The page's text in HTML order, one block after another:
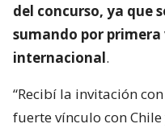
del concurso, ya que
sumando por
internacional.
“Recibí la invitación
fuerte vínculo con